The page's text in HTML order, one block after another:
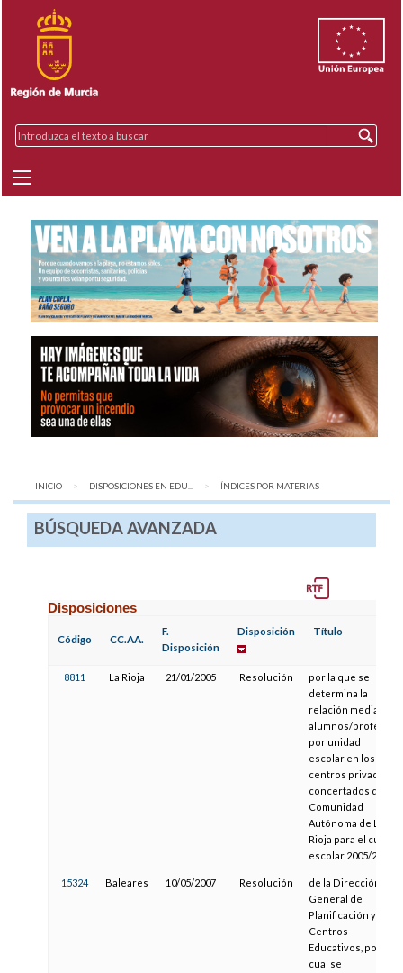
INICIO DISPOSICIONES EN EDU... AQUÍ:
ÍNDICES POR MATERIAS
BÚSQUEDA AVANZADA
Disposiciones
Código CC.AA.
F.
Disposición
Disposición Título
8811 La Rioja 21/01/2005 Resolución
por la que se
determina la
relación media
alumnos/profesor
por unidad
escolar en los
centros privados
concertados de la
Comunidad
Autónoma de La
Rioja para el curso
escolar 2005/2006
15324 Baleares 10/05/2007 Resolución
de la Dirección
General de
Planificación y
Centros
Educativos, por la
cual se